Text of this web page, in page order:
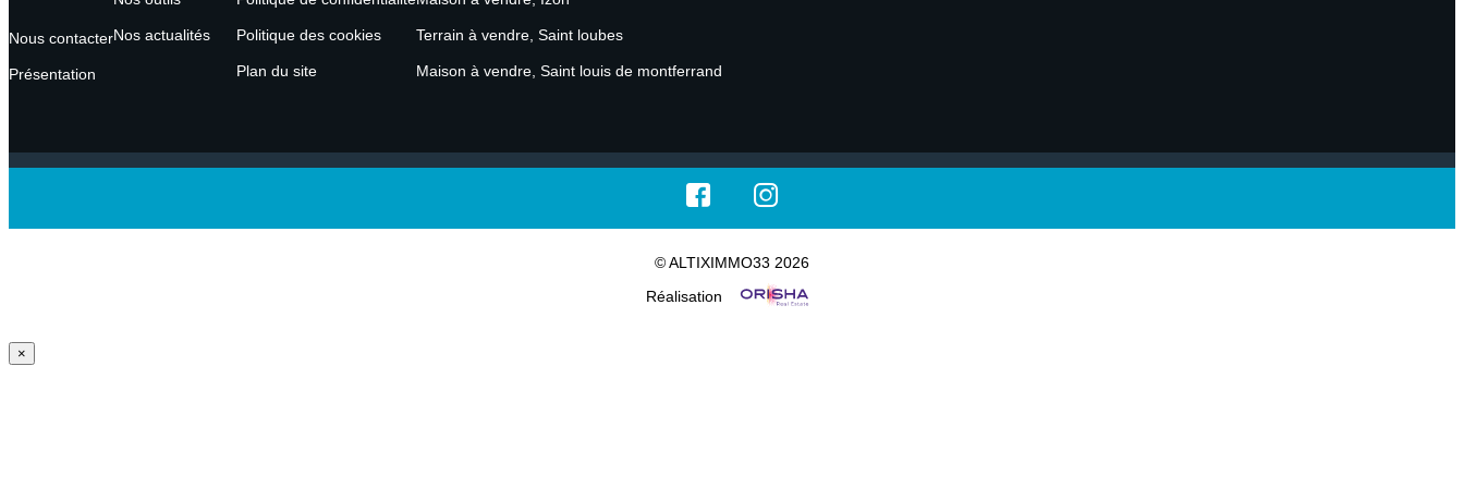
Nous contacter
Présentation
Nos actualités Politique des cookies
Plan du site
Terrain à vendre, Saint loubes
Maison à vendre, Saint louis de montferrand
© ALTIXIMMO33 2026
Réalisation
×